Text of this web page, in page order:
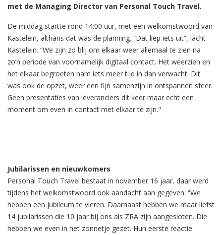
met de Managing Director van Personal Touch Travel.
De middag startte rond 14:00 uur, met een welkomstwoord van
Kastelein, althans dat was de planning. “Dat liep iets uit”, lacht
Kastelein. “We zijn zo blij om elkaar weer allemaal te zien na
zo’n periode van voornamelijk digitaal contact. Het weerzien en
het elkaar begroeten nam iets meer tijd in dan verwacht. Dit
was ook de opzet, weer een fijn samenzijn in ontspannen sfeer.
Geen presentaties van leveranciers dit keer maar echt een
moment om even in contact met elkaar te zijn."
Jubilarissen en nieuwkomers
Personal Touch Travel bestaat in november 16 jaar, daar werd
tijdens het welkomstwoord ook aandacht aan gegeven. “We
hebben een jubileum te vieren. Daarnaast hebben we maar liefst
14 jubilarissen die 10 jaar bij ons als ZRA zijn aangesloten. Die
hebben we even in het zonnetje gezet. Hun eerste reactie